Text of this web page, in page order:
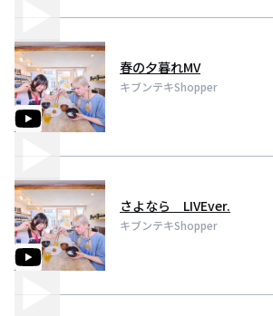
春の夕暮れMV
キブンテキShopper
さよなら LIVEver.
キブンテキShopper